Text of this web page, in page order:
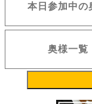
本日参加中の
奥様一覧